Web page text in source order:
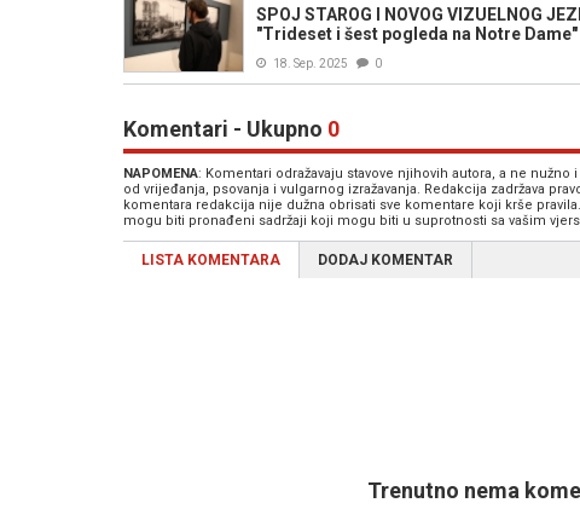
SPOJ STAROG I NOVOG VIZUELNOG
"Trideset i šest pogleda na Notre Dame"
18. Sep. 2025 0
Komentari - Ukupno 0
NAPOMENA: Komentari odražavaju stavove njihovih autora, a ne
od vrijeđanja, psovanja i vulgarnog izražavanja. Redakcija zadržava
komentara redakcija nije dužna obrisati sve komentare koji krše
mogu biti pronađeni sadržaji koji mogu biti u suprotnosti sa vašim
LISTA KOMENTARA DODAJ KOMENTAR
Trenutno nema